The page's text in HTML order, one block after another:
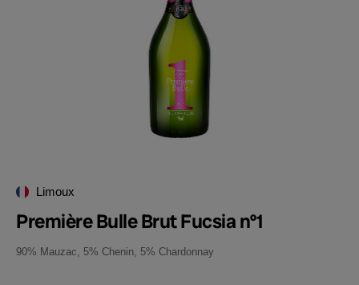
Limoux
Première Bulle Brut Fucsia nº1
90% Mauzac, 5% Chenin, 5% Chardonnay